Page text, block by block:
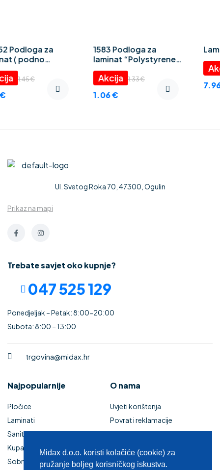
1583 Podloga za
laminat “Polystyrene
foam” 3 mm
Laminat Truva 8 mm
7.96
Ul. Svetog Roka 70, 47300, Ogulin
Prikaz na mapi
Trebate savjet oko kupnje?
047 525 129
Ponedjeljak – Petak: 8:00-20:00
Subota: 8:00 – 13:00
trgovina@midax.hr
Najpopularnije
Pločice
Laminati
Sanitarije
Kupaonski namještaj
Sobna vrata
O nama
Uvjeti korištenja
Povrat i reklamacije
Izjava o sigurnosti online
plaćanja
Kupaonski namještaj
Midax d.o.o. koristi kolačiće (cookie) za
pružanje boljeg korisničkog iskustva.